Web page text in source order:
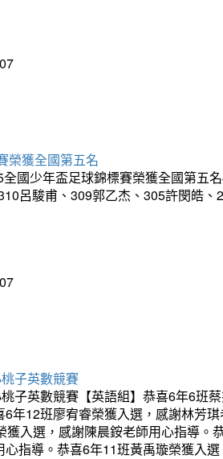
榮獲全國第五名
國少年盃足球錦標賽榮獲全國第五
呂駿甫、309郭乙杰、305許閔皓
子英數競賽
子英數競賽【英語組】恭喜6年6班
年12班廖宥睿榮獲入選，感謝林芳
獲入選，感謝陳晨銨老師用心指導
指導。恭喜6年11班黃禹璇榮獲入